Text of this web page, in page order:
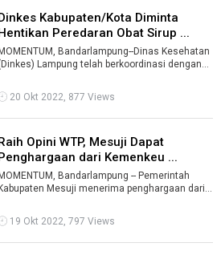
Kabupaten/Kota Diminta
Peredaran Obat Sirup ...
MOMENTUM, Bandarlampung--Dinas Kesehatan
Lampung telah berkoordinasi dengan
20 Okt 2022, 877 Views
Opini WTP, Mesuji Dapat
dari Kemenkeu ...
MOMENTUM, Bandarlampung -- Pemerintah
Kabupaten Mesuji menerima penghargaan dari
...
19 Okt 2022, 797 Views